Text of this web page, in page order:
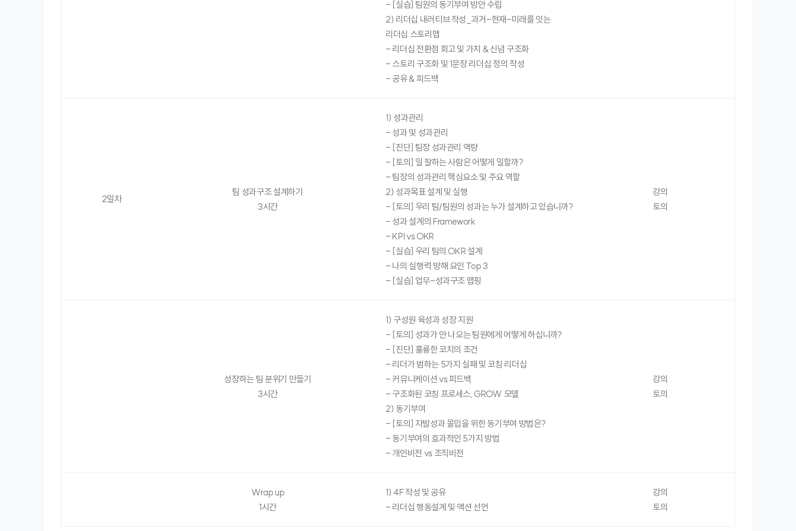
- [실습] 팀원의 동기부여 방안 수립
2) 리더십 내러티브 작성_과거-현재-미래를 잇는
리더십 스토리맵
- 리더십 전환점 회고 및 가치 & 신념 구조화
- 스토리 구조화 및 1문장 리더십 정의 작성
- 공유 & 피드백
2일차
팀 성과구조 설계하기
3시간
1) 성과관리
- 성과 및 성과관리
- [진단] 팀장 성과관리 역량
- [토의] 일 잘하는 사람은 어떻게 일할까?
- 팀장의 성과관리 핵심요소 및 주요 역할
2) 성과목표 설계 및 실행
- [토의] 우리 팀/팀원의 성과는 누가 설계하고 있습니까?
- 성과 설계의 Framework
- KPI vs OKR
- [실습] 우리 팀의 OKR 설계
- 나의 실행력 방해 요인 Top 3
- [실습] 업무-성과구조 맵핑
강의
토의
성장하는 팀 분위기 만들기
3시간
1) 구성원 육성과 성장 지원
- [토의] 성과가 안 나오는 팀원에게 어떻게 하십니까?
- [진단] 훌륭한 코치의 조건
- 리더가 범하는 5가지 실패 및 코칭 리더십
- 커뮤니케이션 vs 피드백
- 구조화된 코칭 프로세스, GROW 모델
2) 동기부여
- [토의] 자발성과 몰입을 위한 동기부여 방법은?
- 동기부여의 효과적인 5가지 방법
- 개인비전 vs 조직비전
강의
토의
Wrap up
1시간
1) 4F 작성 및 공유
- 리더십 행동설계 및 액션 선언
강의
토의